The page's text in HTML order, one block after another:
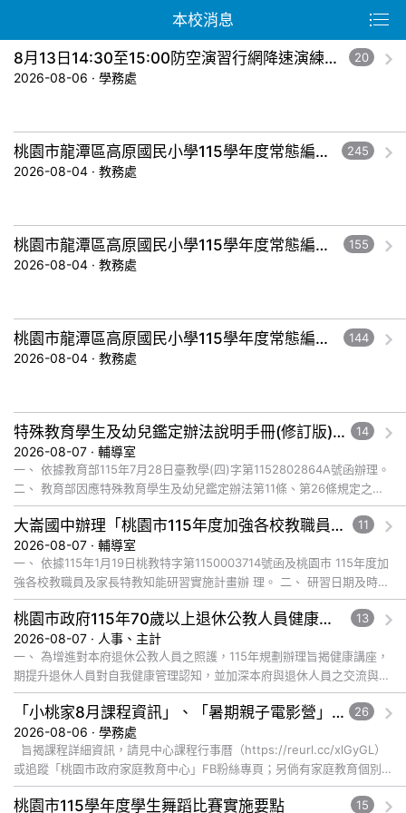
本校消息
8月13日14:30至15:00防空演習行網降速演練，請預為因應，詳洽NCC官網 20
2026-08-06 · 學務處
桃園市龍潭區高原國民小學115學年度常態編班暨導師編配作業結果公告-五年級。 245
2026-08-04 · 教務處
桃園市龍潭區高原國民小學115學年度常態編班暨導師編配作業結果公告-三年級。 155
2026-08-04 · 教務處
桃園市龍潭區高原國民小學115學年度常態編班暨導師編配作業結果公告-一年級。 144
2026-08-04 · 教務處
特殊教育學生及幼兒鑑定辦法說明手冊(修訂版)與學習障礙鑑定說明影片已公告於全國特殊教育資訊網，請自行上網觀看或下載運用 14
2026-08-07 · 輔導室
一、 依據教育部115年7月28日臺教學(四)字第1152802864A號函辦理。
二、 教育部因應特殊教育學生及幼兒鑑定辦法第11條、第26條規定之修
正，為協助各教育階段教師、學生、家長及主管機關... 觀看完整文章
大崙國中辦理「桃園市115年度加強各校教職員及家長特教知能研習」，鼓勵教師、特教助理員、家長踴躍報名參加 11
2026-08-07 · 輔導室
一、 依據115年1月19日桃教特字第1150003714號函及桃園市 115年度加
強各校教職員及家長特教知能研習實施計畫辦 理。 二、 研習日期及時
間：115年8月28日(五)上午9:00-12:... 觀看完整文章
桃園市政府115年70歲以上退休公教人員健康講座「吃得安心，動得舒心」，歡迎退休同仁踴躍參加 13
2026-08-07 · 人事、主計
一、 為增進對本府退休公教人員之照護，115年規劃辦理旨揭健康講座，
期提升退休人員對自我健康管理認知，並加深本府與退休人員之交流與情
誼，講座內容說明如下： (一) 辦理日期及地點： １、 ... 觀看完整文章
「小桃家8月課程資訊」、「暑期親子電影營」、「祖孫樂淘桃」、「愛『原原』不絕-親子共學同樂會」 26
2026-08-06 · 學務處
或追蹤「桃園市政府家庭教育中心」FB粉絲專頁；另倘有家庭教育個別
化服務需求，可撥打41281... 觀看完整文章
桃園市115學年度學生舞蹈比賽實施要點 15